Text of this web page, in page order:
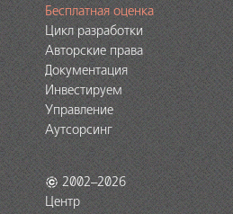
Бесплатная оценка
Цикл разработки
Авторские права
Документация
Инвестируем
Управление
Аутсорсинг
2002–2026
Центр